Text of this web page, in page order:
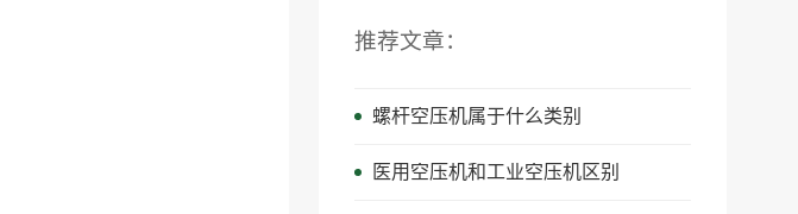
推荐文章：
螺杆空压机属于什么类别
医用空压机和工业空压机区别